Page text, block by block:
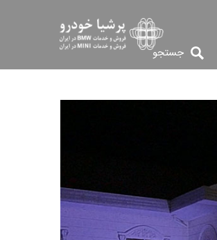
جستجو